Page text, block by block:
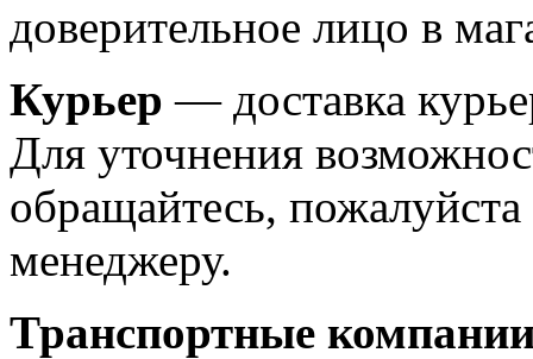
доверительное лицо в
Курьер — доставка
Для уточнения
обращайтесь,
менеджеру.
Транспортные